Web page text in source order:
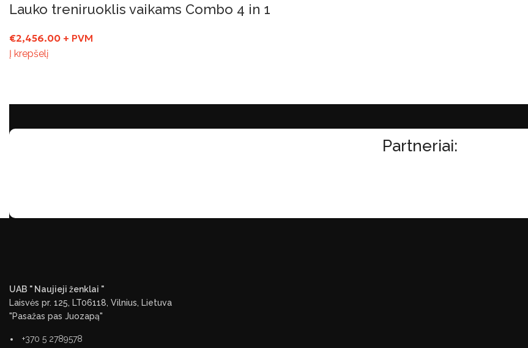
Lauko treniruoklis vaikams Combo 4 in 1
€2,456.00 + PVM
Į krepšelį
Partneriai:
UAB " Naujieji ženklai "
Laisvės pr. 125, LT06118, Vilnius, Lietuva
"Pasažas pas Juozapą"
+370 5 2789578